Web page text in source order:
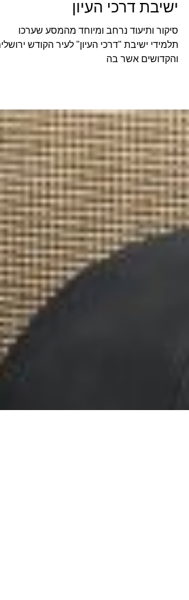
בכל ליבי דרשתי קרבתך |
מסע הקודש של תלמידי
ישיבת דרכי העיון
והקדושים אשר בה